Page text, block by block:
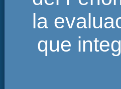
la
que